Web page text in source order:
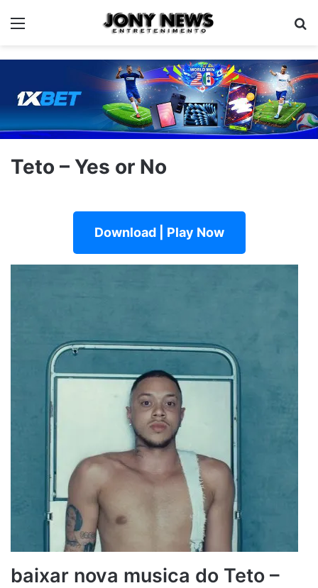
Menu
Teto – Yes or No
Download | Play Now
baixar nova musica do Teto –